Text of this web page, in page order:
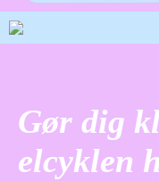
Gør dig
elcyklen